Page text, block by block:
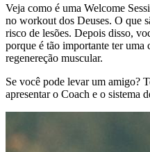
Veja como é uma Welcome
no workout dos Deuses. O que
risco de lesões. Depois disso,
porque é tão importante ter uma
regenereção muscular.
Se você pode levar um amigo?
apresentar o Coach e o sistema